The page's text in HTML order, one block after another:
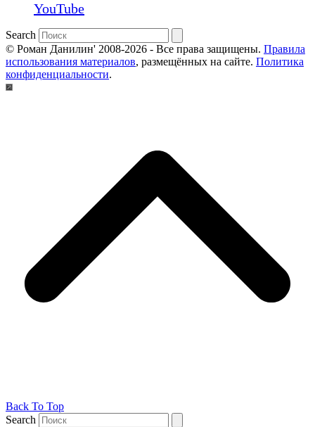
YouTube
Search
© Роман Данилин' 2008-2026 - Все права защищены. Правила
использования материалов, размещённых на сайте. Политика
конфиденциальности.
Back To Top
Search